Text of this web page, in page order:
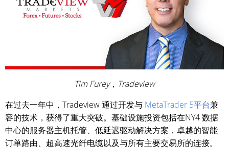
Tim Furey，Tradeview
在过去一年中，Tradeview 通过开发与 MetaTrader 5平台兼
容的技术，获得了重大突破。基础设施投资包括在NY4 数据
中心的服务器主机托管、低延迟驱动解决方案，卓越的智能
订单路由、超高速光纤电缆以及与所有主要交易所的连接。